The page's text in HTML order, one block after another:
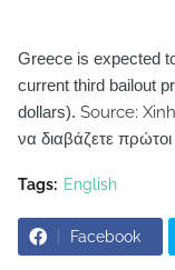
Greece is expected
current third bailout
dollars). Source:
να διαβάζετε
Tags: English
Facebook